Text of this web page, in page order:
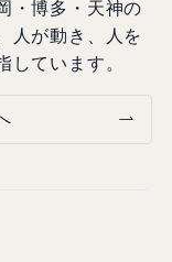
・博多・天神の
人が動き、人を
ています。